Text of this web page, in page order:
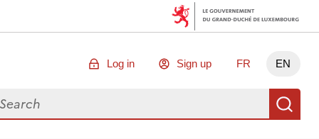
Log in Sign up FR EN
for data